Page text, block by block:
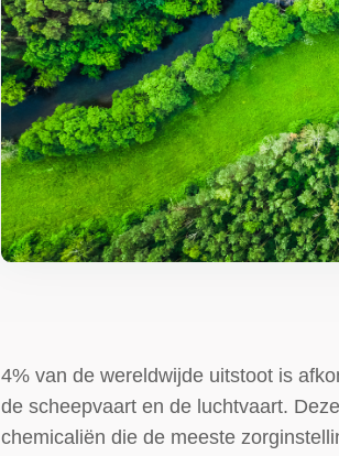
4% van de wereldwijde uitstoot is
de scheepvaart en de luchtvaart.
chemicaliën die de meeste